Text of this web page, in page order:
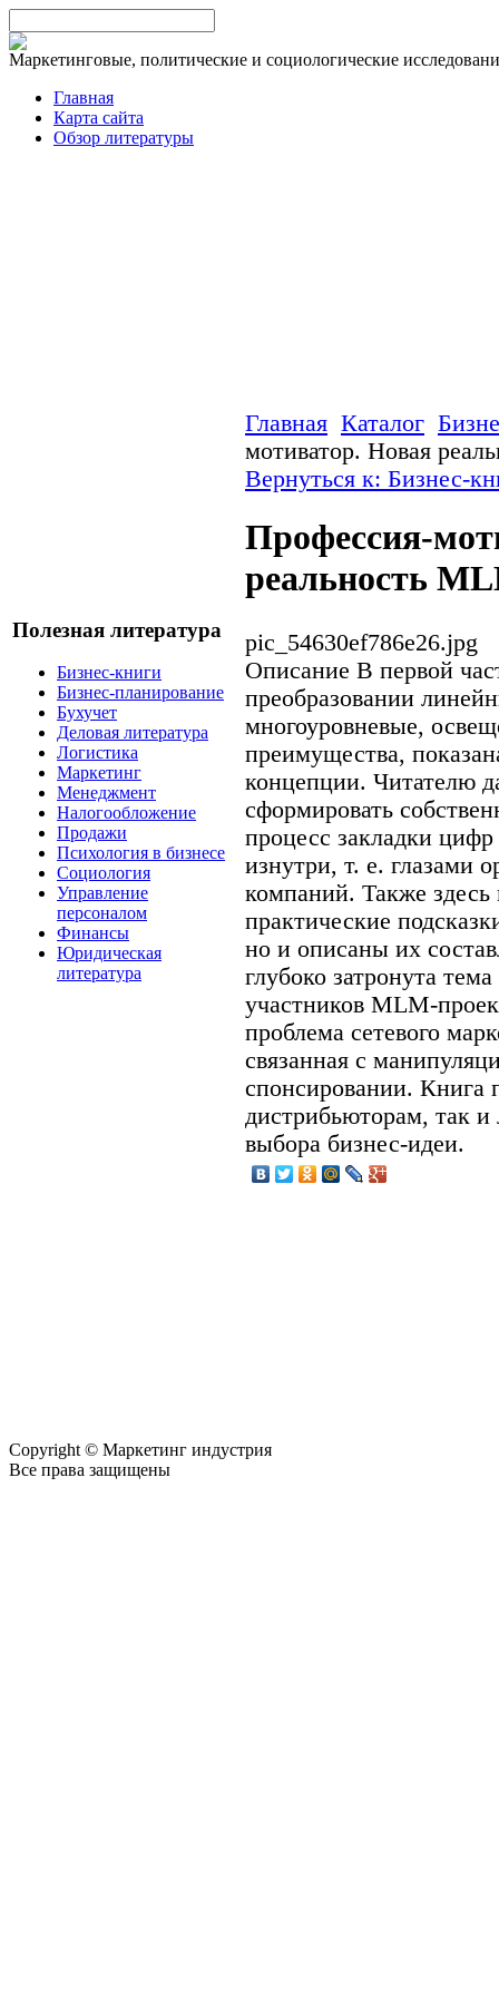
Маркетинговые, политические и социологические
Главная
Карта сайта
Обзор литературы
Полезная литература
Бизнес-книги
Бизнес-планирование
Бухучет
Деловая литература
Логистика
Маркетинг
Менеджмент
Налогообложение
Продажи
Психология в бизнесе
Социология
Управление
персоналом
Финансы
Юридическая
литература
Главная Каталог
мотиватор. Новая
Вернуться к: Бизнес-
Профессия-
реальность
pic_54630ef786e26.jpg
Описание В первой
преобразовании
многоуровневые,
преимущества,
концепции. Читателю
сформировать
процесс закладки
изнутри, т. е. глазами
компаний. Также здесь
практические
но и описаны их
глубоко затронута
участников MLM-
проблема сетевого
связанная с
спонсировании. Книга
дистрибьюторам, так
выбора бизнес-идеи.
Copyright © Маркетинг индустрия
Все права защищены